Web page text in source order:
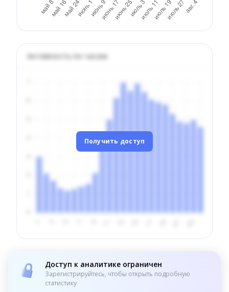
Активность по часам
Получить доступ
Доступ к аналитике ограничен
Зарегистрируйтесь, чтобы открыть подробную
статистику